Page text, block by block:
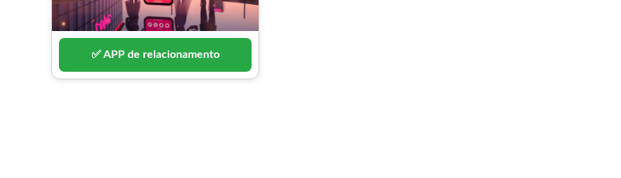
✅ APP de relacionamento